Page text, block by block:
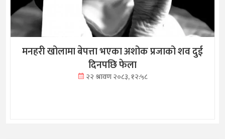
मनहरी खोलामा बेपत्ता भएका अशोक प्रजाको शव दुई
दिनपछि फेला
२२ श्रावण २०८३, १२:५८